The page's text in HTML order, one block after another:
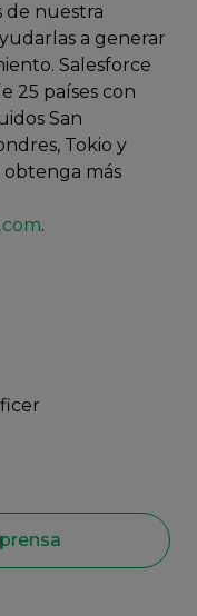
de nuestra
a generar
Salesforce
25 países con
San
Tokio y
obtenga más
.